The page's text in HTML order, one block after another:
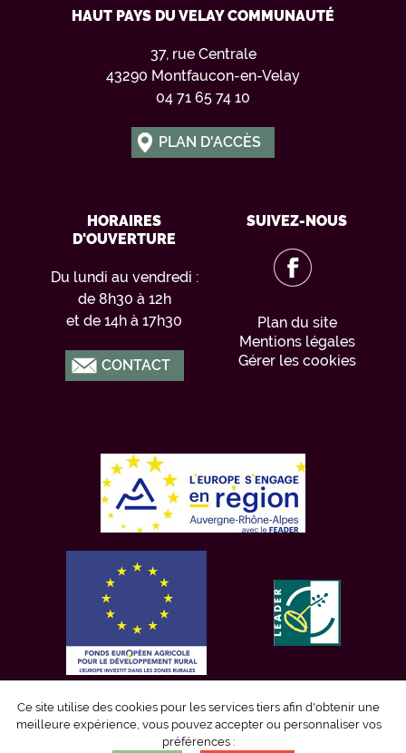
HAUT PAYS DU VELAY COMMUNAUTÉ
37, rue Centrale
43290 Montfaucon-en-Velay
04 71 65 74 10
PLAN D'ACCÈS
HORAIRES
D'OUVERTURE
Du lundi au vendredi :
de 8h30 à 12h
et de 14h à 17h30
CONTACT
SUIVEZ-NOUS
Plan du site
Mentions légales
Gérer les cookies
Ce site utilise des cookies pour les services tiers afin d'obtenir une
meilleure expérience, vous pouvez accepter ou personnaliser vos
préférences :